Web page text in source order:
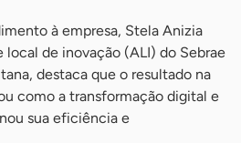
à empresa, Stela Anizia
local de inovação (ALI) do Sebrae
destaca que o resultado na
como a transformação digital e
sua eficiência e